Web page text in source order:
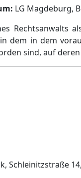
LG Magdeburg,
Rechtsanwalts
dem in dem
sind, auf
Schleinitzstraße